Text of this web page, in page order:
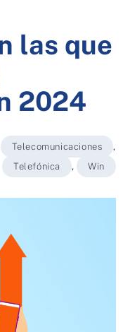
las que
2024
Telecomunicaciones
,
Telefónica
, Win